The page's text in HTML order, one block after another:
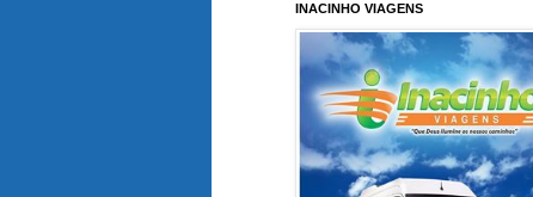
INACINHO VIAGENS